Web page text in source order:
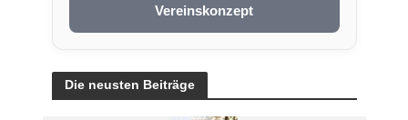
Vereinskonzept
Die neusten Beiträge